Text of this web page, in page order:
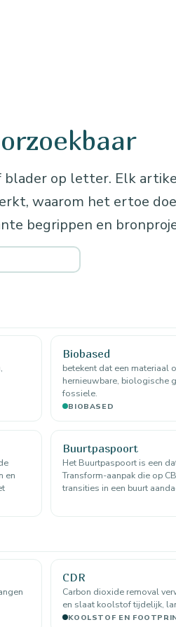
blader op letter. Elk
waarom het ertoe
begrippen en
Biobased
betekent dat een materiaal
hernieuwbare, biologische
fossiele.
BIOBASED
en
Buurtpaspoort
Het Buurtpaspoort is een
Transform-aanpak die op
transities in een buurt
CDR
Carbon dioxide removal
en slaat koolstof tijdelijk,
KOOLSTOF EN